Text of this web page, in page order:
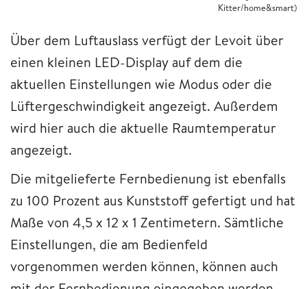
Kitter/home&smart)
Über dem Luftauslass verfügt der Levoit über
einen kleinen LED-Display auf dem die
aktuellen Einstellungen wie Modus oder die
Lüftergeschwindigkeit angezeigt. Außerdem
wird hier auch die aktuelle Raumtemperatur
angezeigt.
Die mitgelieferte Fernbedienung ist ebenfalls
zu 100 Prozent aus Kunststoff gefertigt und hat
Maße von 4,5 x 12 x 1 Zentimetern. Sämtliche
Einstellungen, die am Bedienfeld
vorgenommen werden können, können auch